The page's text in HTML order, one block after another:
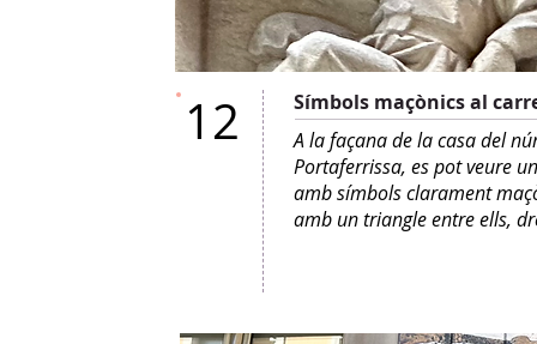
12
Símbols maçònics al
A la façana de la casa del
Portaferrissa, es pot veure
amb símbols clarament
amb un triangle entre ells,